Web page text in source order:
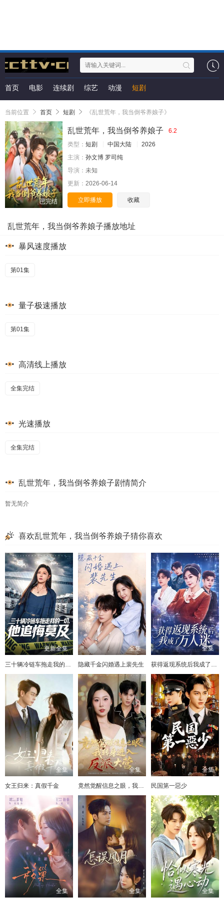
首页 电影 连续剧 综艺 动漫 短剧
当前位置 首页 短剧 《乱世荒年，我当倒爷养娘子》
已完结
乱世荒年，我当倒爷养娘子
6.2
类型： 短剧 中国大陆
2026
主演： 孙文博 罗司纯
导演： 未知
更新： 2026-06-14
立即播放 收藏
乱世荒年，我当倒爷养娘子播放地址
暴风速度播放
第01集
量子极速播放
第01集
高清线上播放
全集完结
光速播放
全集完结
乱世荒年，我当倒爷养娘子剧情简介
暂无简介
喜欢乱世荒年，我当倒爷养娘子猜你喜欢
更新全集
三十辆冷链车拖走我的一切，他追悔莫及
全集
隐藏千金闪婚遇上裴先生
全集
获得返现系统后我成了万人迷
全集
女王归来：真假千金
全集
竟然觉醒信息之眼，我转身进入反派大营
全集
民国第一惡少
全集 全集 全集